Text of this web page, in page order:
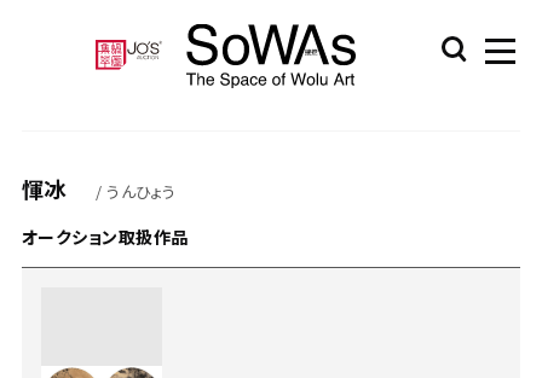
惲冰 / うんひょう
オークション取扱作品